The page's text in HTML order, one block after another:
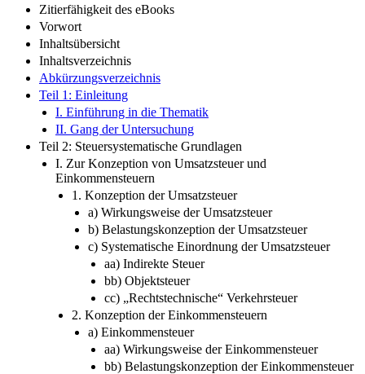
Zitierfähigkeit des eBooks
Vorwort
Inhaltsübersicht
Inhaltsverzeichnis
Abkürzungsverzeichnis
Teil 1: Einleitung
I. Einführung in die Thematik
II. Gang der Untersuchung
Teil 2: Steuersystematische Grundlagen
I. Zur Konzeption von Umsatzsteuer und
Einkommensteuern
1. Konzeption der Umsatzsteuer
a) Wirkungsweise der Umsatzsteuer
b) Belastungskonzeption der Umsatzsteuer
c) Systematische Einordnung der Umsatzsteuer
aa) Indirekte Steuer
bb) Objektsteuer
cc) „Rechtstechnische“ Verkehrsteuer
2. Konzeption der Einkommensteuern
a) Einkommensteuer
aa) Wirkungsweise der Einkommensteuer
bb) Belastungskonzeption der Einkommensteuer